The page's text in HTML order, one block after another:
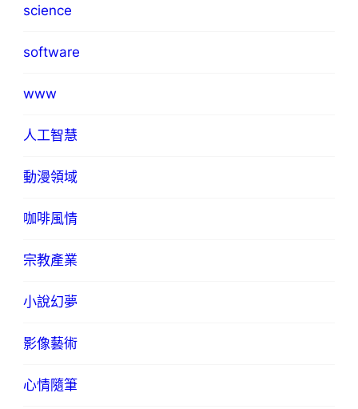
science
software
www
人工智慧
動漫領域
咖啡風情
宗教產業
小說幻夢
影像藝術
心情隨筆